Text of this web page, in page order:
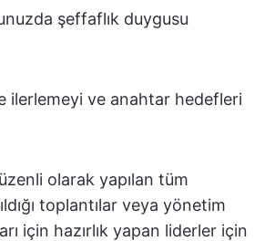
şeffaflık duygusu
ilerlemeyi ve anahtar hedefleri
olarak yapılan tüm
toplantılar veya yönetim
için hazırlık yapan liderler için